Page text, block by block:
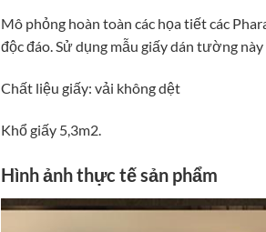
Mô phỏng hoàn toàn các họa tiết các
độc đáo. Sử dụng mẫu giấy dán tường
Chất liệu giấy: vải không dệt
Khổ giấy 5,3m2.
Hình ảnh thực tế sản phẩm